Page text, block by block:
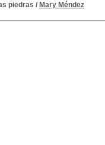
piedras / Mary Méndez